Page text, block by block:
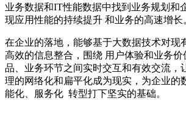
业务数据和IT性能数据中找到业务规划和
现应用性能的持续提升 和业务的高速增长
在企业的落地，能够基于大数据技术对现
高效的信息整合，围绕 用户体验和业务
品、业务环节之间实时交互和有效交流，
理的网络化和扁平化成为现实，为企业的
能化、服务化 转型打下坚实的基础。